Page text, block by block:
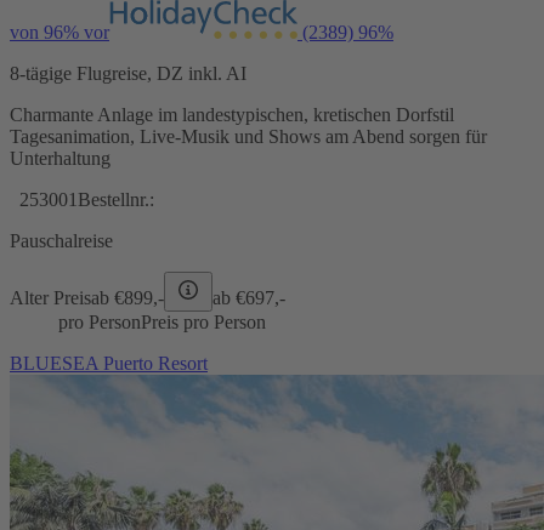
von 96% vor (2389) 96%
8-tägige Flugreise, DZ inkl. AI
Charmante Anlage im landestypischen, kretischen Dorfstil
Tagesanimation, Live-Musik und Shows am Abend sorgen für
Unterhaltung
253001 Bestellnr.:
Pauschalreise
Alter Preisab €899,- ab €697,-
pro PersonPreis pro Person
BLUESEA Puerto Resort